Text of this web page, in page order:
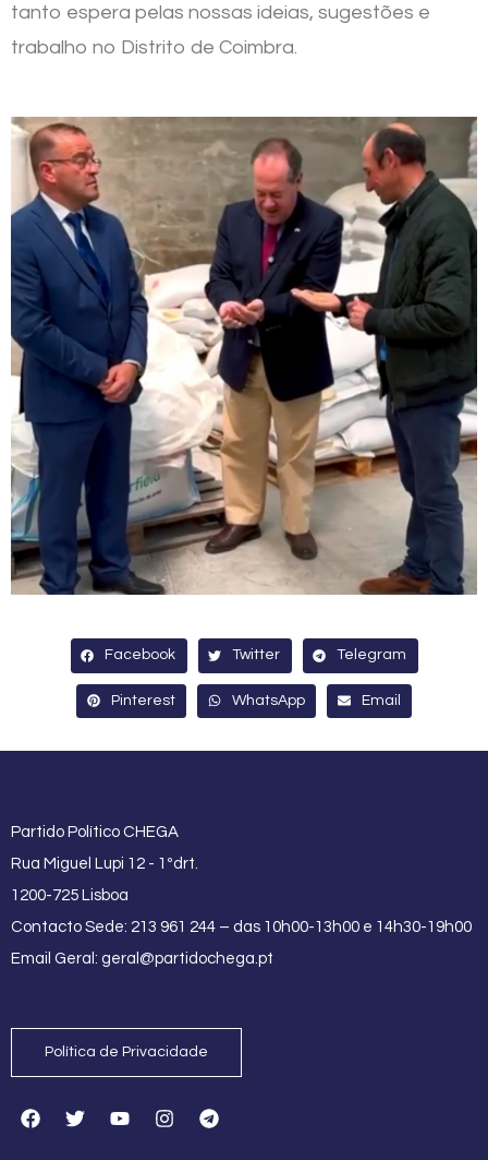
tanto espera pelas nossas ideias, sugestões e
trabalho no Distrito de Coimbra.
Facebook Twitter Telegram
Pinterest WhatsApp Email
Partido Político CHEGA
Rua Miguel Lupi 12 - 1ºdrt.
1200-725 Lisboa
Contacto Sede: 213 961 244 – das 10h00-13h00 e 14h30-19h00
Email Geral: geral@partidochega.pt
Política de Privacidade